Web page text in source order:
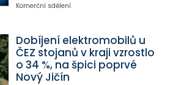
Komerční sdělení
Dobíjení elektromobilů u
ČEZ stojanů v kraji vzrostlo
o 34 %, na špici poprvé
Nový Jičín